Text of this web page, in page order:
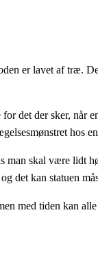
er lavet af træ.
for det der sker,
hos
man skal være lidt
det kan statuen
med tiden kan